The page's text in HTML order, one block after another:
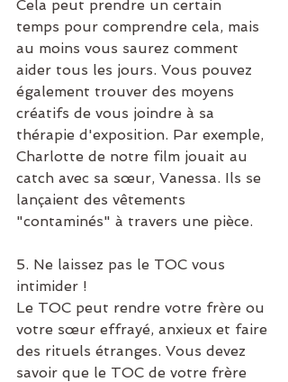
Cela peut prendre un certain
temps pour comprendre cela, mais
au moins vous saurez comment
aider tous les jours. Vous pouvez
également trouver des moyens
créatifs de vous joindre à sa
thérapie d'exposition. Par exemple,
Charlotte de notre film jouait au
catch avec sa sœur, Vanessa. Ils se
lançaient des vêtements
"contaminés" à travers une pièce.
5. Ne laissez pas le TOC vous
intimider !
Le TOC peut rendre votre frère ou
votre sœur effrayé, anxieux et faire
des rituels étranges. Vous devez
savoir que le TOC de votre frère